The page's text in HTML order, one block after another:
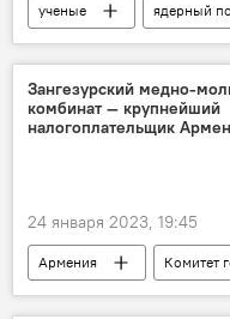
ученые
ядерный
катастрофа
часы
Зангезурский медно-
комбинат — крупнейший
налогоплательщик
24 января 2023, 19:45
Армения
Комитет
налоги
Экономика